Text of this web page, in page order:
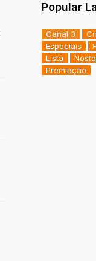
Popular
Canal 3
Especiais
Lista
Premiação